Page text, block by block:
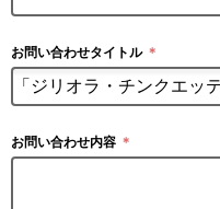
お問い合わせタイトル ＊
お問い合わせ内容 ＊